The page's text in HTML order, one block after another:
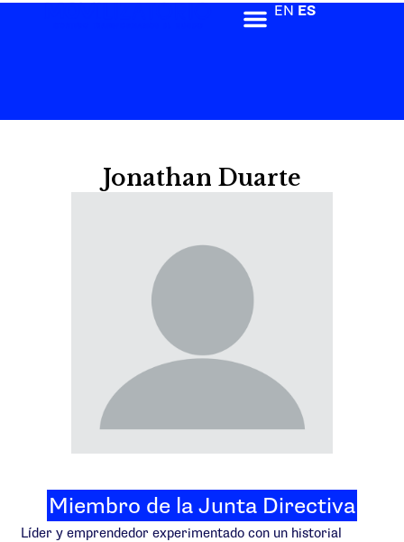
EN ES
Jonathan Duarte
Miembro de la Junta Directiva
Líder y emprendedor experimentado con un historial